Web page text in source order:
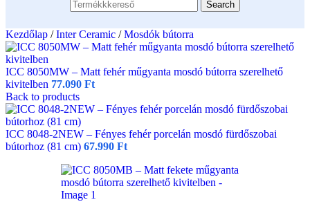
Search
Kezdőlap / Inter Ceramic / Mosdók bútorra
ICC 8050MW – Matt fehér műgyanta mosdó bútorra szerelhető
kivitelben 77.090 Ft
Back to products
ICC 8048-2NEW – Fényes fehér porcelán mosdó fürdőszobai
bútorhoz (81 cm) 67.990 Ft